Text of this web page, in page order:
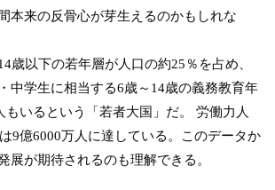
本来の反骨心が芽生えるのかもしれな
歳以下の若年層が人口の約25％を占め、
中学生に相当する6歳～14歳の義務教育年
もいるという「若者大国」だ。 労働力人
9億6000万人に達している。このデータか
展が期待されるのも理解できる。